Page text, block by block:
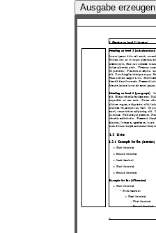
Ausgabe erzeugen